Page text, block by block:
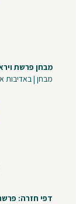
מבחן פרשת
מבחן | באדיבות
דפי חזרה: